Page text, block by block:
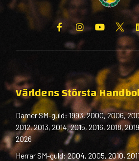
Världens Största
Damer SM-guld: 1993, 2000, 2006,
2012, 2013, 2014, 2015, 2016, 2018,
2026
Herrar SM-guld: 2004, 2005, 2010,